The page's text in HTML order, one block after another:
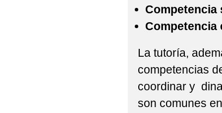
Competencia
Competencia
La tutoría,
competencias
coordinar y
son comunes